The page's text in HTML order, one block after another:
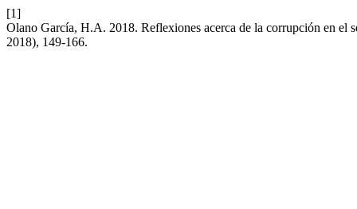
[1]
Olano García, H.A. 2018. Reflexiones acerca de la corrupción en el
2018), 149-166.